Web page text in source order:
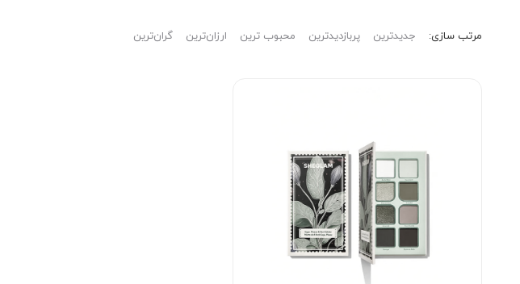
مرتب‌ سازی: جدیدترین پربازدیدترین محبوب ترین ارزان‌ترین گران‌ترین